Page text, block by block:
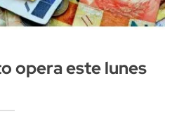
opera este lunes